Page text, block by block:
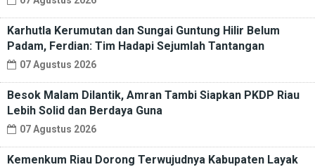
Karhutla Kerumutan dan Sungai Guntung Hilir Belum
Padam, Ferdian: Tim Hadapi Sejumlah Tantangan
07 Agustus 2026
Besok Malam Dilantik, Amran Tambi Siapkan PKDP Riau
Lebih Solid dan Berdaya Guna
07 Agustus 2026
Kemenkum Riau Dorong Terwujudnya Kabupaten Layak